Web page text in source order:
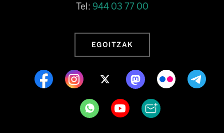
Tel: 944 03 77 00
EGOITZAK